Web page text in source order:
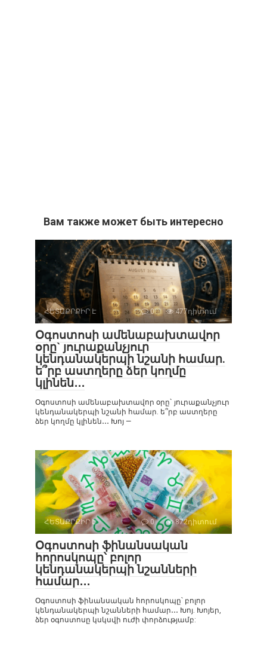
Вам также может быть интересно
ՀԵՏԱՔՐՔԻՐ Է 0 477դիտում
Օգոստոսի ամենաբախտավոր
օրը` յուրաքանչյուր
կենդանակերպի նշանի համար.
ե՞րբ աստղերը ձեր կողմը
կլինեն․․․
Օգոստոսի ամենաբախտավոր օրը` յուրաքանչյուր
կենդանակերպի նշանի համար. ե՞րբ աստղերը
ձեր կողմը կլինեն․․․ Խոյ —
ՀԵՏԱՔՐՔԻՐ Է 0 872դիտում
Օգոստոսի ֆինանսական
հորոսկոպը՝ բոլոր
կենդանակերպի նշանների
համար․․․
Օգոստոսի ֆինանսական հորոսկոպը՝ բոլոր
կենդանակերպի նշանների համար․․․ Խոյ. Խոյեր,
ձեր օգոստոսը կսկսվի ուժի փորձությամբ: